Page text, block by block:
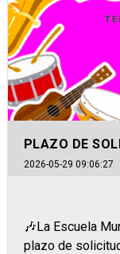
PLAZO DE
2026-05-29 09:06:27
🎶La Escuela
plazo de